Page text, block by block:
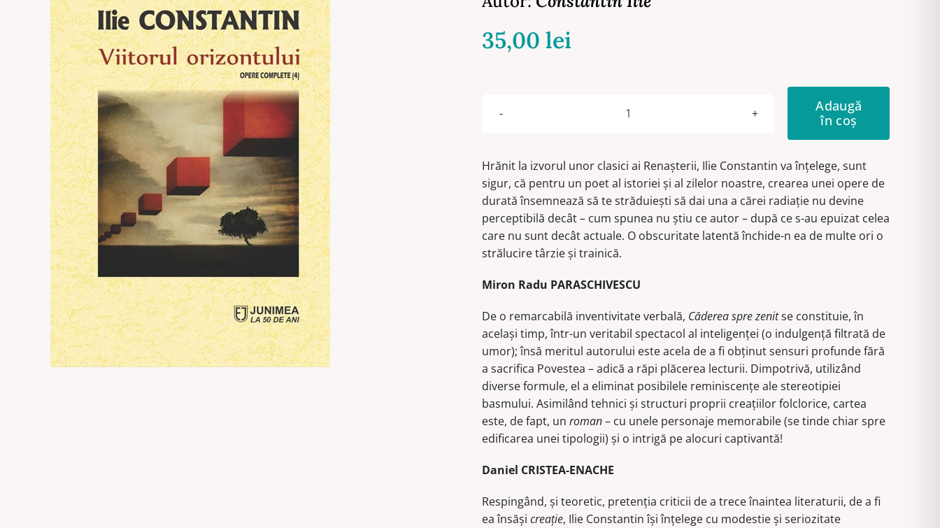
35,00 lei
Cantitate
Adaugă
în coș
Hrănit la izvorul unor clasici ai Renaşterii, Ilie Constantin va înţelege, sunt
sigur, că pentru un poet al istoriei şi al zilelor noastre, crearea unei opere de
durată însemnează să te străduieşti să dai una a cărei radiaţie nu devine
perceptibilă decât – cum spunea nu ştiu ce autor – după ce s-au epuizat celea
care nu sunt decât actuale. O obscuritate latentă închide-n ea de multe ori o
strălucire târzie şi trainică.
Miron Radu PARASCHIVESCU
De o remarcabilă inventivitate verbală, Căderea spre zenitse constituie, în
acelaşi timp, într-un veritabil spectacol al inteligenţei (o indulgenţă filtrată de
umor); însă meritul autorului este acela de a fi obţinut sensuri profunde fără
a sacrifica Povestea – adică a răpi plăcerea lecturii. Dimpotrivă, utilizând
diverse formule, el a eliminat posibilele reminiscenţe ale stereotipiei
basmului. Asimilând tehnici şi structuri proprii creaţiilor folclorice, cartea
este, de fapt, un roman– cu unele personaje memorabile (se tinde chiar spre
edificarea unei tipologii) şi o intrigă pe alocuri captivantă!
Daniel CRISTEA-ENACHE
Respingând, şi teoretic, pretenţia criticii de a trece înaintea literaturii, de a fi
ea însăşi creaţie, Ilie Constantin îşi înţelege cu modestie şi seriozitate